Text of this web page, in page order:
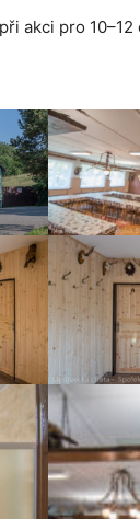
akci pro 10–12